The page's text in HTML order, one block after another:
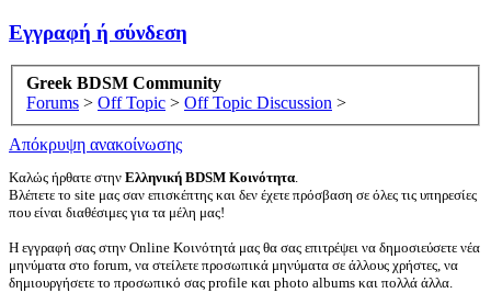
Εγγραφή ή σύνδεση
Greek BDSM Community
Forums > Off Topic > Off Topic Discussion >
Απόκρυψη ανακοίνωσης
Καλώς ήρθατε στην Ελληνική BDSM Κοινότητα.
Βλέπετε το site μας σαν επισκέπτης και δεν έχετε πρόσβαση σε όλες τις υπηρεσίες
που είναι διαθέσιμες για τα μέλη μας!
Η εγγραφή σας στην Online Κοινότητά μας θα σας επιτρέψει να δημοσιεύσετε νέα
μηνύματα στο forum, να στείλετε προσωπικά μηνύματα σε άλλους χρήστες, να
δημιουργήσετε το προσωπικό σας profile και photo albums και πολλά άλλα.